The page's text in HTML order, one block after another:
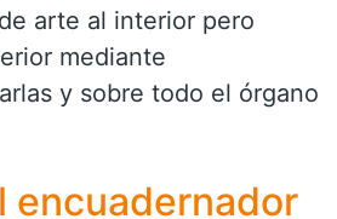
arte al interior pero
mediante
y sobre todo el órgano
encuadernador